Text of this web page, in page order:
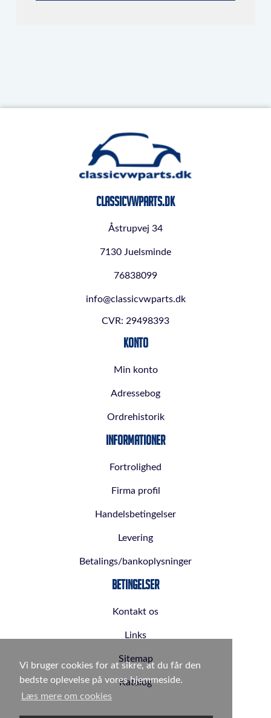
Vi bruger cookies for at sikre, at du får den
bedste oplevelse på vores hjemmeside.
Læs mere om cookies
ClassicVWParts.dk
Åstrupvej 34
7130 Juelsminde
76838099
info@classicvwparts.dk
CVR: 29498393
Konto
Min konto
Adressebog
Ordrehistorik
Informationer
Fortrolighed
Firma profil
Handelsbetingelser
Levering
Betalings/bankoplysninger
Betingelser
Kontakt os
Links
Sitemap
Katalog